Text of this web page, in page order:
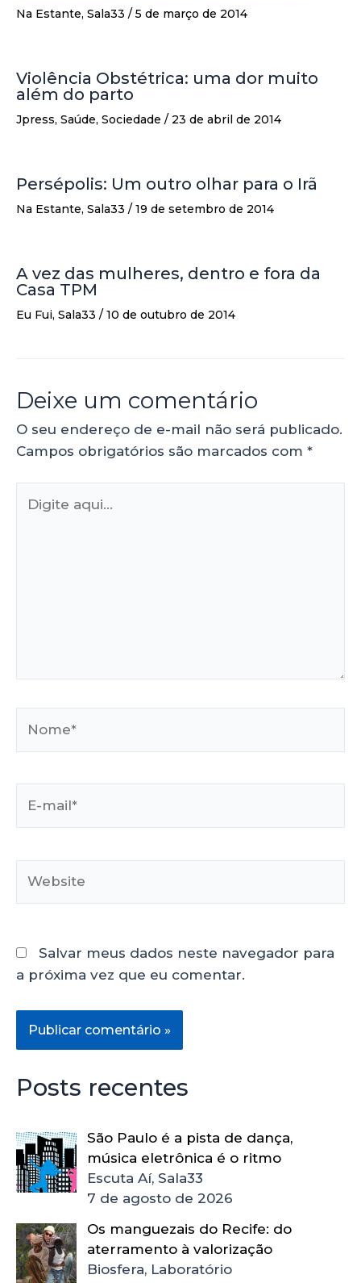
Na Estante, Sala33 / 5 de março de 2014
Violência Obstétrica: uma dor muito
além do parto
Jpress, Saúde, Sociedade / 23 de abril de 2014
Persépolis: Um outro olhar para o Irã
Na Estante, Sala33 / 19 de setembro de 2014
A vez das mulheres, dentro e fora da
Casa TPM
Eu Fui, Sala33 / 10 de outubro de 2014
Deixe um comentário
O seu endereço de e-mail não será publicado.
Campos obrigatórios são marcados com *
Salvar meus dados neste navegador para
a próxima vez que eu comentar.
Posts recentes
São Paulo é a pista de dança,
música eletrônica é o ritmo
Escuta Aí, Sala33
7 de agosto de 2026
Os manguezais do Recife: do
aterramento à valorização
Biosfera, Laboratório